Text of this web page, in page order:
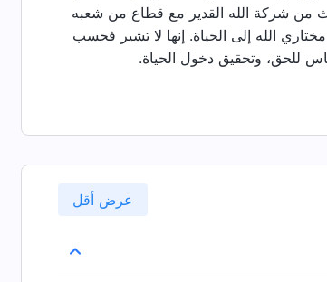
من شركة الله القدير مع قطاع من شعبه
الله إلى الحياة. إنها لا تشير فحسب
للحق، وتحقيق دخول الحياة.
عرض أقل